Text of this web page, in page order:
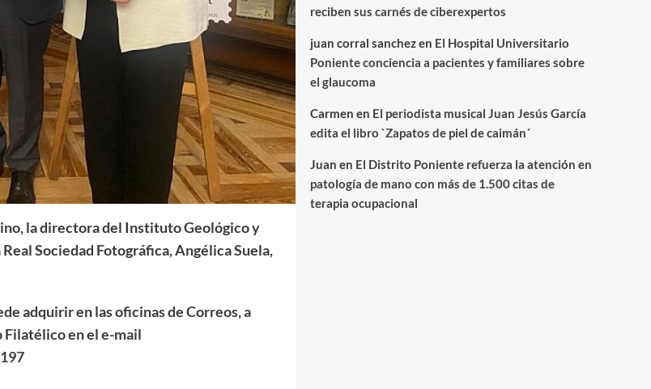
la directora del Instituto Geológico y
Sociedad Fotográfica, Angélica Suela,
adquirir en las oficinas de Correos, a
en el e-mail
reciben sus carnés de ciberexpertos
juan corral sanchezen El Hospital Universitario
Poniente conciencia a pacientes y familiares sobre
el glaucoma
Carmen en El periodista musical Juan Jesús García
edita el libro `Zapatos de piel de caimán´
Juan en El Distrito Poniente refuerza la atención en
patología de mano con más de 1.500 citas de
terapia ocupacional